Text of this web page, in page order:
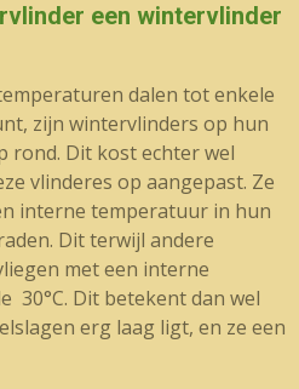
een wintervlinder
dalen tot enkele
zijn wintervlinders op hun
rond. Dit kost echter wel
vlinderes op aangepast. Ze
interne temperatuur in hun
Dit terwijl andere
met een interne
30°C. Dit betekent dan wel
erg laag ligt, en ze een